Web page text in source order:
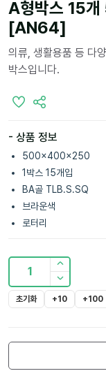
A형박스 15
[AN64]
의류, 생활용품 등 다
박스입니다.
- 상품 정보
500x400x250
1박스 15개입
BA골 TLB.S.SQ
브라운색
로터리
1
초기화 +10 +100